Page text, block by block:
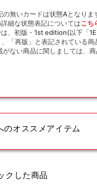
の無いカードは状態Aとなりま
細な状態表記についてはこち
、初版・1st edition(以下「
、「再版」と表記されている
がない商品に関しましては、
のオススメアイテム
クした商品